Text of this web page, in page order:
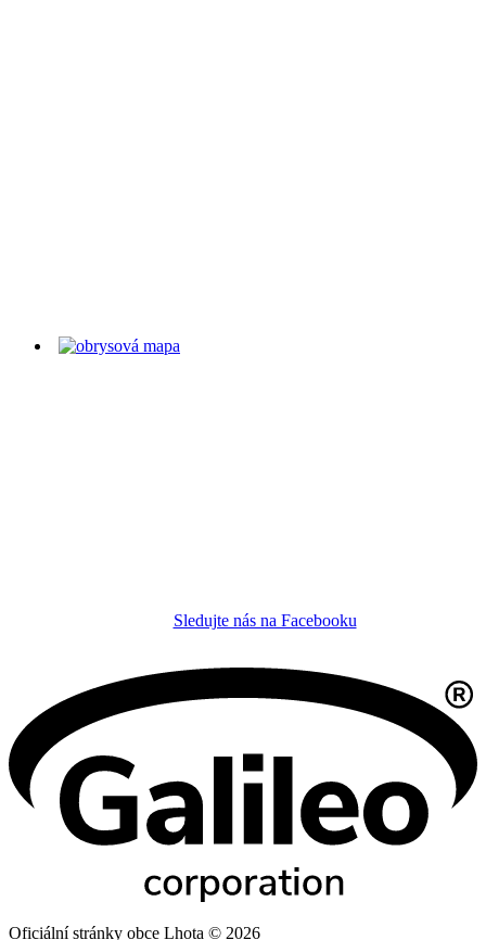
Sledujte nás na Facebooku
Oficiální stránky obce Lhota © 2026